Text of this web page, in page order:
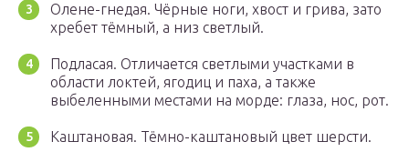
Олене-гнедая. Чёрные ноги, хвост и грива, зато
хребет тёмный, а низ светлый.
Подласая. Отличается светлыми участками в
области локтей, ягодиц и паха, а также
выбеленными местами на морде: глаза, нос, рот.
Каштановая. Тёмно-каштановый цвет шерсти.